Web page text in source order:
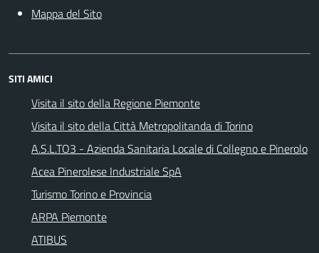
Mappa del Sito
SITI AMICI
Visita il sito della Regione Piemonte
Visita il sito della Città Metropolitanda di Torino
A.S.L.TO3 - Azienda Sanitaria Locale di Collegno e Pinerolo
Acea Pinerolese Industriale SpA
Turismo Torino e Provincia
ARPA Piemonte
ATIBUS